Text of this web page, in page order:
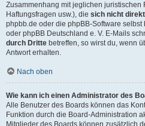
Zusammenhang mit jeglichen
Haftungsfragen usw.), die sich nicht direkt
phpbb.de oder die phpBB-Software
oder phpBB Deutschland e. V. E-Mails
durch Dritte betreffen, so wirst du, wenn
Antwort erhalten.
Nach oben
Wie kann ich einen Administrator des
Alle Benutzer des Boards können das
Funktion durch die Board-Administration
Mitglieder des Boards können zusätzlich